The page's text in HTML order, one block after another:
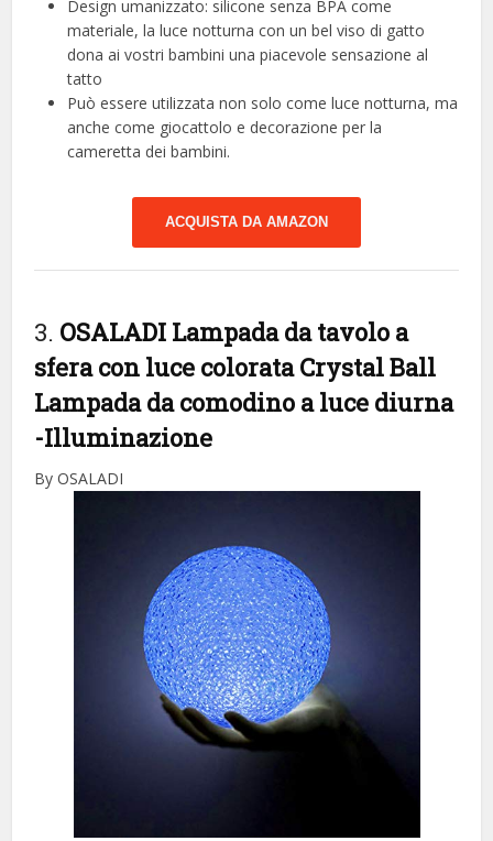
Design umanizzato: silicone senza BPA come
materiale, la luce notturna con un bel viso di gatto
dona ai vostri bambini una piacevole sensazione al
tatto
Può essere utilizzata non solo come luce notturna, ma
anche come giocattolo e decorazione per la
cameretta dei bambini.
ACQUISTA DA AMAZON
3. OSALADI Lampada da tavolo a
sfera con luce colorata Crystal Ball
Lampada da comodino a luce diurna
-Illuminazione
By OSALADI